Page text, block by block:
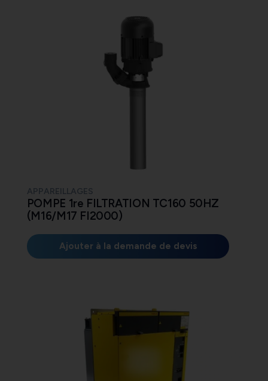
APPAREILLAGES
POMPE 1re FILTRATION TC160 50HZ
(M16/M17 FI2000)
Ajouter à la demande de devis